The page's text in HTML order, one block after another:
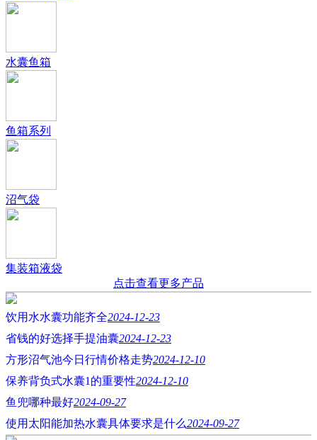
水囊鱼箱
鱼箱系列
沼气袋
集装箱液袋
点击查看更多产品
饮用水水囊功能齐全2024-12-23
省钱的好选择手提油囊2024-12-23
方形沼气池今日行情价格走势2024-12-10
保养背负式水囊1的重要性2024-12-10
鱼兜哪种最好2024-09-27
使用太阳能加热水囊具体要求是什么2024-09-27